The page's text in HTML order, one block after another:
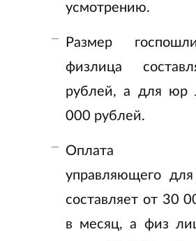
усмотрению.
Размер
физлица
рублей, а для
000 рублей.
Оплата
управляющего
составляет от 30
в месяц, а физ